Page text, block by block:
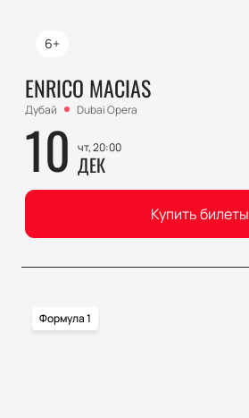
6+
ENRICO MACIAS
Дубай Dubai Opera
10 чт, 20:00
ДЕК
Купить билеты
Формула 1